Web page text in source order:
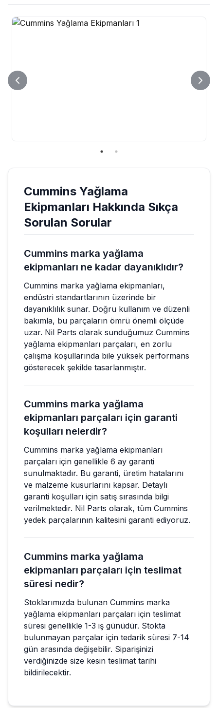
Cummins Yağlama
Ekipmanları Hakkında Sıkça
Sorulan Sorular
Cummins marka yağlama
ekipmanları ne kadar dayanıklıdır?
Cummins marka yağlama ekipmanları,
endüstri standartlarının üzerinde bir
dayanıklılık sunar. Doğru kullanım ve düzenli
bakımla, bu parçaların ömrü önemli ölçüde
uzar. Nil Parts olarak sunduğumuz Cummins
yağlama ekipmanları parçaları, en zorlu
çalışma koşullarında bile yüksek performans
gösterecek şekilde tasarlanmıştır.
Cummins marka yağlama
ekipmanları parçaları için garanti
koşulları nelerdir?
Cummins marka yağlama ekipmanları
parçaları için genellikle 6 ay garanti
sunulmaktadır. Bu garanti, üretim hatalarını
ve malzeme kusurlarını kapsar. Detaylı
garanti koşulları için satış sırasında bilgi
verilmektedir. Nil Parts olarak, tüm Cummins
yedek parçalarının kalitesini garanti ediyoruz.
Cummins marka yağlama
ekipmanları parçaları için teslimat
süresi nedir?
Stoklarımızda bulunan Cummins marka
yağlama ekipmanları parçaları için teslimat
süresi genellikle 1-3 iş günüdür. Stokta
bulunmayan parçalar için tedarik süresi 7-14
gün arasında değişebilir. Siparişinizi
verdiğinizde size kesin teslimat tarihi
bildirilecektir.